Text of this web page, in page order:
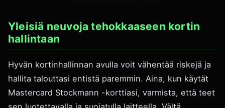
Yleisiä neuvoja tehokkaaseen kortin
hallintaan
Hyvän kortinhallinnan avulla voit vähentää riskejä ja
hallita talouttasi entistä paremmin. Aina, kun käytät
Mastercard Stockmann -korttiasi, varmista, että teet